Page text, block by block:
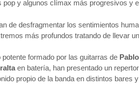
pop y algunos clímax más progresivos y
de desfragmentar los sentimientos
más profundos tratando de llevar
potente formado por las guitarras de
en batería, han presentado un
propio de la banda en distintos bares